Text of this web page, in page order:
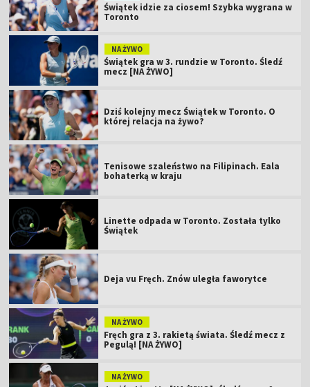
Świątek idzie za ciosem! Szybka wygrana w
Toronto
NA ŻYWO
Świątek gra w 3. rundzie w Toronto. Śledź
mecz [NA ŻYWO]
Dziś kolejny mecz Świątek w Toronto. O
której relacja na żywo?
Tenisowe szaleństwo na Filipinach. Eala
bohaterką w kraju
Linette odpada w Toronto. Została tylko
Świątek
Deja vu Fręch. Znów uległa faworytce
NA ŻYWO
Fręch gra z 3. rakietą świata. Śledź mecz z
Pegulą! [NA ŻYWO]
NA ŻYWO